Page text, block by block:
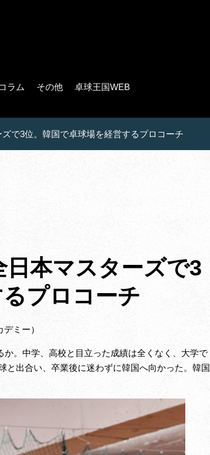
コラム その他 卓球王国WEB
ズで3位。韓国で卓球場を経営するプロコーチ
日本マスターズで3
プロコーチ
ミー）
。中学、高校と目立った成績は全くなく、大学で
と出合い、卒業後に迷わずに韓国へ向かった。韓国